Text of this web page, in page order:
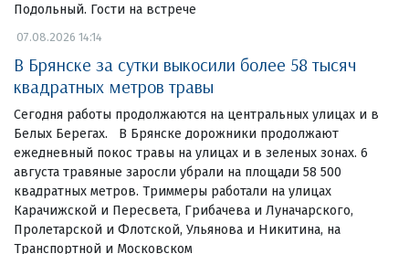
Подольный. Гости на встрече
07.08.2026 14:14
В Брянске за сутки выкосили более 58 тысяч
квадратных метров травы
Сегодня работы продолжаются на центральных улицах и в
Белых Берегах. В Брянске дорожники продолжают
ежедневный покос травы на улицах и в зеленых зонах. 6
августа травяные заросли убрали на площади 58 500
квадратных метров. Триммеры работали на улицах
Карачижской и Пересвета, Грибачева и Луначарского,
Пролетарской и Флотской, Ульянова и Никитина, на
Транспортной и Московском